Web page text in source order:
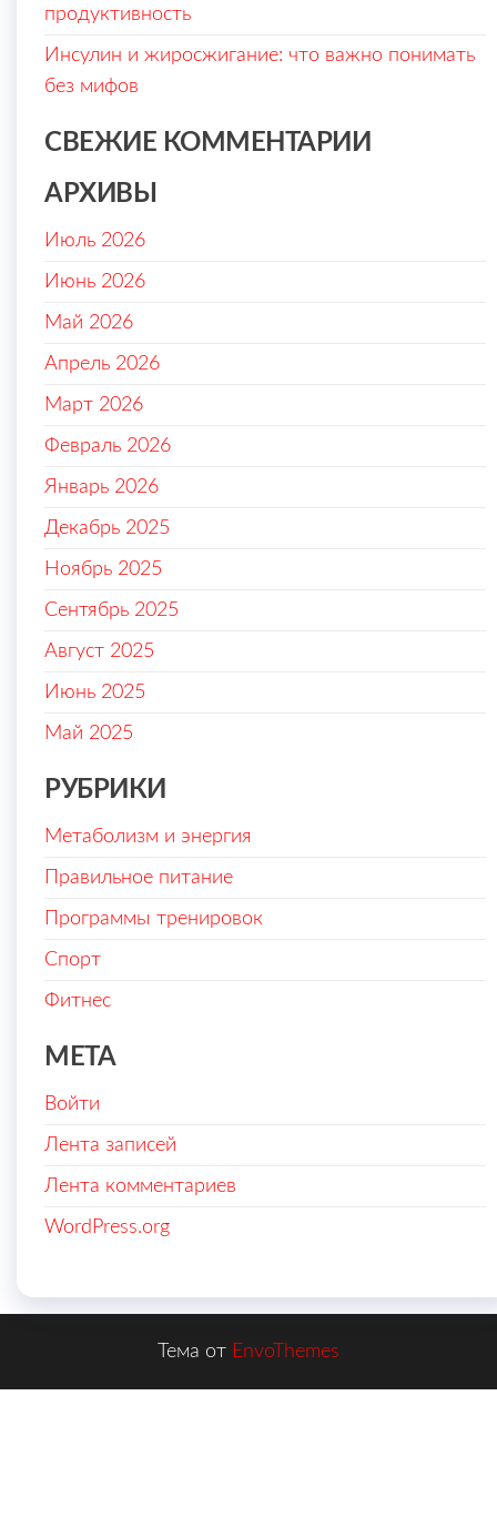
продуктивность
Инсулин и жиросжигание: что важно понимать
без мифов
СВЕЖИЕ КОММЕНТАРИИ
АРХИВЫ
Июль 2026
Июнь 2026
Май 2026
Апрель 2026
Март 2026
Февраль 2026
Январь 2026
Декабрь 2025
Ноябрь 2025
Сентябрь 2025
Август 2025
Июнь 2025
Май 2025
РУБРИКИ
Метаболизм и энергия
Правильное питание
Программы тренировок
Спорт
Фитнес
МЕТА
Войти
Лента записей
Лента комментариев
WordPress.org
Тема от EnvoThemes